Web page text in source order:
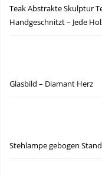
Teak Abstrakte Skulptur
Handgeschnitzt – Jede
Glasbild – Diamant Herz
Stehlampe gebogen